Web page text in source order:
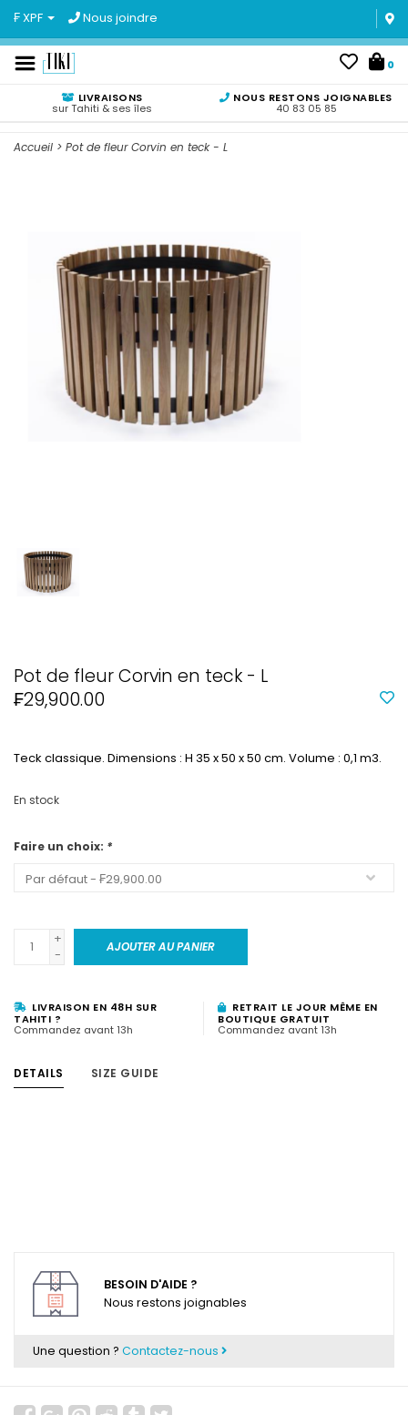
₣ XPF Nous joindre
0
LIVRAISONS
sur Tahiti & ses îles
NOUS RESTONS JOIGNABLES
40 83 05 85
Accueil > Pot de fleur Corvin en teck - L
Pot de fleur Corvin en teck - L
₣29,900.00
Teck classique. Dimensions : H 35 x 50 x 50 cm. Volume : 0,1 m3.
En stock
Faire un choix: *
+
-
AJOUTER AU PANIER
LIVRAISON EN 48H SUR
TAHITI ?
Commandez avant 13h
RETRAIT LE JOUR MÊME EN
BOUTIQUE GRATUIT
Commandez avant 13h
DETAILS SIZE GUIDE
BESOIN D'AIDE ?
Nous restons joignables
Une question ? Contactez-nous